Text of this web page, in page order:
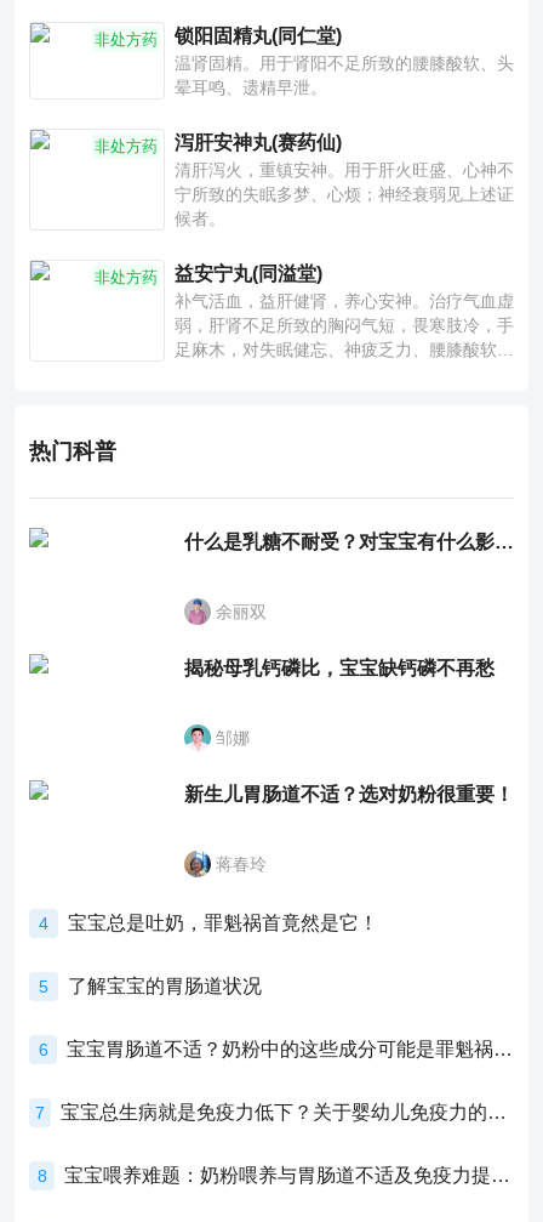
非处方药 锁阳固精丸(同仁堂)
温肾固精。用于肾阳不足所致的腰膝酸软、头
晕耳鸣、遗精早泄。
非处方药 泻肝安神丸(赛药仙)
清肝泻火，重镇安神。用于肝火旺盛、心神不
宁所致的失眠多梦、心烦；神经衰弱见上述证
候者。
非处方药 益安宁丸(同溢堂)
补气活血，益肝健肾，养心安神。治疗气血虚
弱，肝肾不足所致的胸闷气短，畏寒肢冷，手
足麻木，对失眠健忘、神疲乏力、腰膝酸软也
热门科普
什么是乳糖不耐受？对宝宝有什么影响？
余丽双
揭秘母乳钙磷比，宝宝缺钙磷不再愁
邹娜
新生儿胃肠道不适？选对奶粉很重要！
蒋春玲
4 宝宝总是吐奶，罪魁祸首竟然是它！
5 了解宝宝的胃肠道状况
6 宝宝胃肠道不适？奶粉中的这些成分可能是罪魁祸首！
7 宝宝总生病就是免疫力低下？关于婴幼儿免疫力的真相，家长必须了解！
8 宝宝喂养难题：奶粉喂养与胃肠道不适及免疫力提升的奥秘